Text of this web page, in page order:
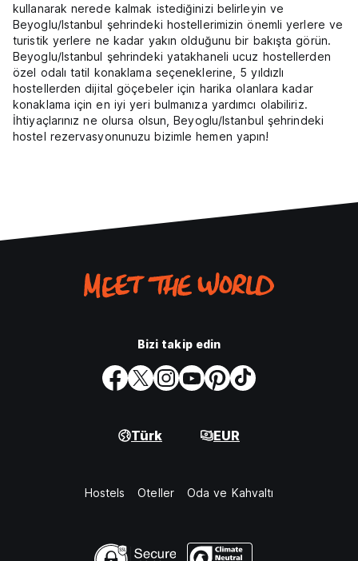
kullanarak nerede kalmak istediğinizi belirleyin ve
Beyoglu/Istanbul şehrindeki hostellerimizin önemli yerlere ve
turistik yerlere ne kadar yakın olduğunu bir bakışta görün.
Beyoglu/Istanbul şehrindeki yatakhaneli ucuz hostellerden
özel odalı tatil konaklama seçeneklerine, 5 yıldızlı
hostellerden dijital göçebeler için harika olanlara kadar
konaklama için en iyi yeri bulmanıza yardımcı olabiliriz.
İhtiyaçlarınız ne olursa olsun, Beyoglu/Istanbul şehrindeki
hostel rezervasyonunuzu bizimle hemen yapın!
Bizi takip edin
Türk EUR
Hostels Oteller Oda ve Kahvaltı